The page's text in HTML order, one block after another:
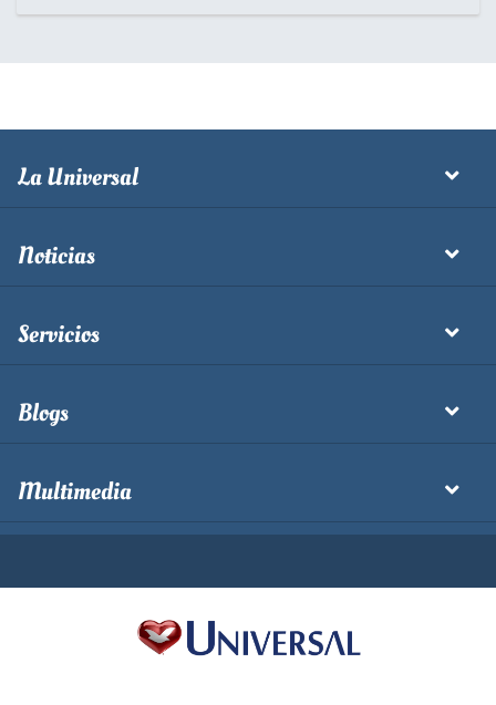
La Universal
Noticias
Servicios
Blogs
Multimedia